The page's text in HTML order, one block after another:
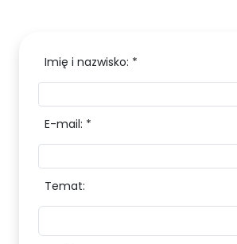
Imię i nazwisko: *
E-mail: *
Temat: